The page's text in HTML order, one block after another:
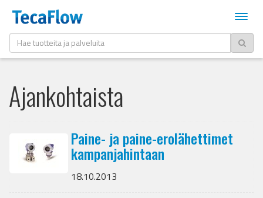
Ajankohtaista
Paine- ja paine-erolähettimet
kampanjahintaan
18.10.2013